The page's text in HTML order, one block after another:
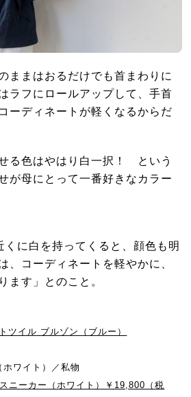
ままはおるだけでも首まわりに
ラフにロールアップして、手首
ーディネートが軽くなるからだ
る色はやはり白一択！ という
が母にとって一番好きなカラー
くに白を持ってくると、顔色も明
、コーディネートを軽やかに、
ます」とのこと。
ツイル ブルゾン（ブルー）
ホワイト）／私物
ニーカー（ホワイト）￥19,800（税